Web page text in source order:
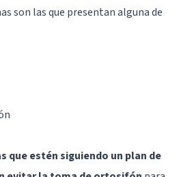
son las que presentan alguna de
que estén siguiendo un plan de